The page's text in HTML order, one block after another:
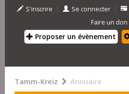
S'inscrire | Se connecter |
Faire un don
Proposer un évènement
Tamm-Kreiz Annuaire